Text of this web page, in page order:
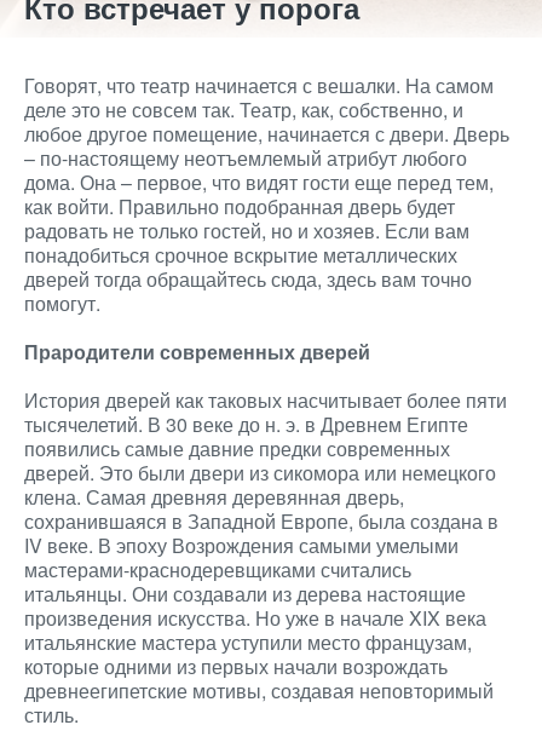
Говорят, что театр начинается с вешалки. На самом
деле это не совсем так. Театр, как, собственно, и
любое другое помещение, начинается с двери. Дверь
– по-настоящему неотъемлемый атрибут любого
дома. Она – первое, что видят гости еще перед тем,
как войти. Правильно подобранная дверь будет
радовать не только гостей, но и хозяев. Если вам
понадобиться срочное вскрытие металлических
дверей тогда обращайтесь сюда, здесь вам точно
помогут.
Прародители современных дверей
История дверей как таковых насчитывает более пяти
тысячелетий. В 30 веке до н. э. в Древнем Египте
появились самые давние предки современных
дверей. Это были двери из сикомора или немецкого
клена. Самая древняя деревянная дверь,
сохранившаяся в Западной Европе, была создана в
IV веке. В эпоху Возрождения самыми умелыми
мастерами-краснодеревщиками считались
итальянцы. Они создавали из дерева настоящие
произведения искусства. Но уже в начале XIX века
итальянские мастера уступили место французам,
которые одними из первых начали возрождать
древнеегипетские мотивы, создавая неповторимый
стиль.